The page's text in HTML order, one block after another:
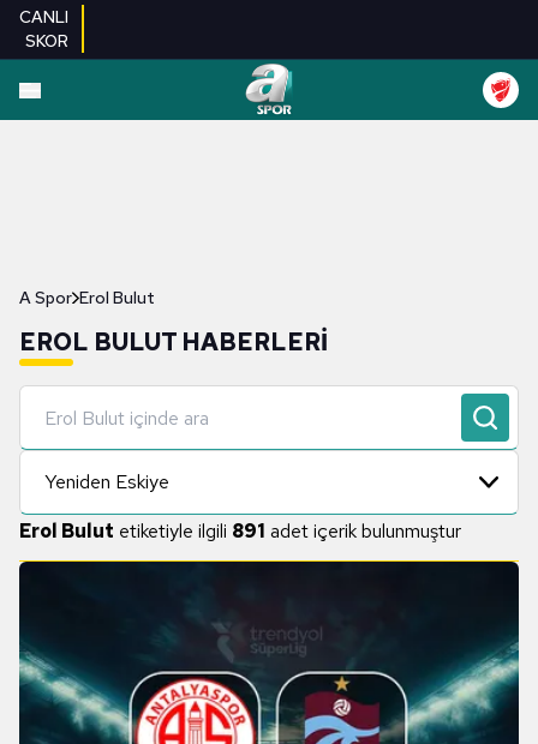
CANLI
SKOR
A Spor Erol Bulut
EROL BULUT HABERLERI
Yeniden Eskiye
Erol Bulut etiketiyle ilgili 891 adet içerik bulunmuştur